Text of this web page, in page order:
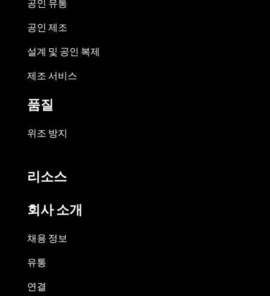
공인 유통
공인 제조
설계 및 공인 복제
제조 서비스
품질
위조 방지
리소스
회사 소개
채용 정보
유통
연결